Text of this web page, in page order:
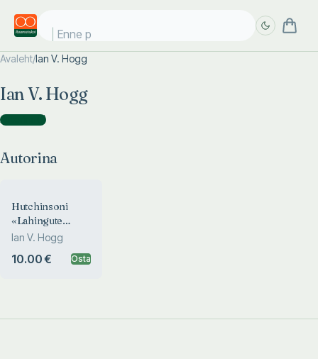
Enne pä
Avaleht/Ian V. Hogg
Ian V. Hogg
Autorina )
Autorina
Hutchinsoni
«Lahingute
leksikon»
Ian V. Hogg
10.00 € Osta